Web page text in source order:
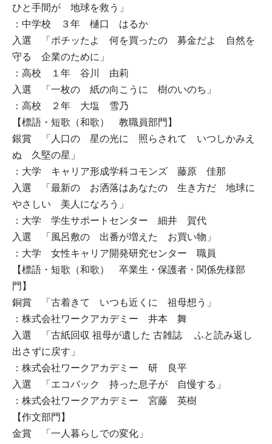
ひと手間が 地球を救う」
：中学校 ３年 樋口 はるか
入選 「ポチッたよ 何を買ったの 募金だよ 自然を
守る 企業のために」
：高校 １年 谷川 由莉
入選 「一枚の 紙の向こうに 樹のいのち」
：高校 ２年 大塩 雪乃
【標語・短歌（和歌） 教職員部門】
銀賞 「人口の 星の光に 照らされて いつしかみえ
ぬ 久堅の星」
：大学 キャリア形成学科コモンズ 藤原 佳那
入選 「最新の お洒落はあなたの 生き方だ 地球に
やさしい 美人になろう」
：大学 学生サポートセンター 細井 賀代
入選 「風呂敷の 出番が増えた お買い物」
：大学 女性キャリア開発研究センター 職員
【標語・短歌（和歌） 卒業生・保護者・関係先様部
門】
銅賞 「古着きて いつも近くに 祖母想う」
：株式会社ワークアカデミー 井本 舞
入選 「古紙回収 祖母が遺した 古雑誌 ふと読み返し
出さずに戻す」
：株式会社ワークアカデミー 研 良平
入選 「エコバック 持った息子が 自慢する」
：株式会社ワークアカデミー 宮藤 英樹
【作文部門】
金賞 「一人暮らしでの変化」